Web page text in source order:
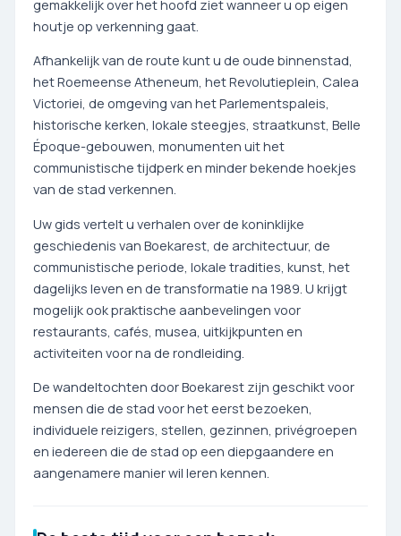
gemakkelijk over het hoofd ziet wanneer u op eigen
houtje op verkenning gaat.
Afhankelijk van de route kunt u de oude binnenstad,
het Roemeense Atheneum, het Revolutieplein, Calea
Victoriei, de omgeving van het Parlementspaleis,
historische kerken, lokale steegjes, straatkunst, Belle
Époque-gebouwen, monumenten uit het
communistische tijdperk en minder bekende hoekjes
van de stad verkennen.
Uw gids vertelt u verhalen over de koninklijke
geschiedenis van Boekarest, de architectuur, de
communistische periode, lokale tradities, kunst, het
dagelijks leven en de transformatie na 1989. U krijgt
mogelijk ook praktische aanbevelingen voor
restaurants, cafés, musea, uitkijkpunten en
activiteiten voor na de rondleiding.
De wandeltochten door Boekarest zijn geschikt voor
mensen die de stad voor het eerst bezoeken,
individuele reizigers, stellen, gezinnen, privégroepen
en iedereen die de stad op een diepgaandere en
aangenamere manier wil leren kennen.